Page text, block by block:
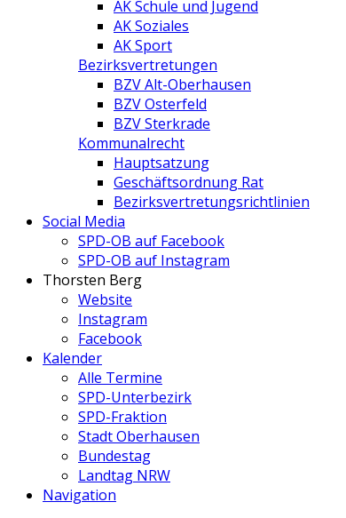
AK Schule und Jugend
AK Soziales
AK Sport
Bezirksvertretungen
BZV Alt-Oberhausen
BZV Osterfeld
BZV Sterkrade
Kommunalrecht
Hauptsatzung
Geschäftsordnung Rat
Bezirksvertretungs­richtlinien
Social Media
SPD-OB auf Facebook
SPD-OB auf Instagram
Thorsten Berg
Website
Instagram
Facebook
Kalender
Alle Termine
SPD-Unterbezirk
SPD-Fraktion
Stadt Oberhausen
Bundestag
Landtag NRW
Navigation